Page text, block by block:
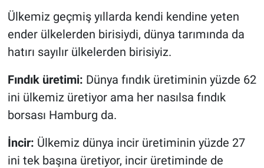
Ülkemiz geçmiş yıllarda kendi kendine yeten
ender ülkelerden birisiydi, dünya tarımında da
hatırı sayılır ülkelerden birisiyiz.
Fındık üretimi: Dünya fındık üretiminin yüzde 62
ini ülkemiz üretiyor ama her nasılsa fındık
borsası Hamburg da.
İncir: Ülkemiz dünya incir üretiminin yüzde 27
ini tek başına üretiyor, incir üretiminde de